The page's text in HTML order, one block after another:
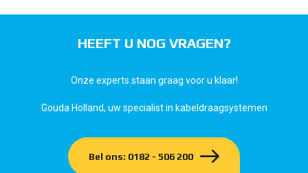
HEEFT U NOG VRAGEN?
Onze experts staan graag voor u klaar!
Gouda Holland, uw specialist in kabeldraagsystemen
Bel ons: 0182 - 506 200